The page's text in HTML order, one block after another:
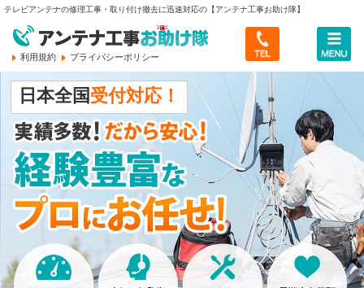
テレビアンテナの修理工事・取り付け撤去に迅速対応の【アンテナ工事お助け隊】
利用規約 プライバシーポリシー
トップ
料金のご案内
最新情報・レポート
サービスについて
アンテナ工事お助け隊とは
会社概要
日本全国受付対応！